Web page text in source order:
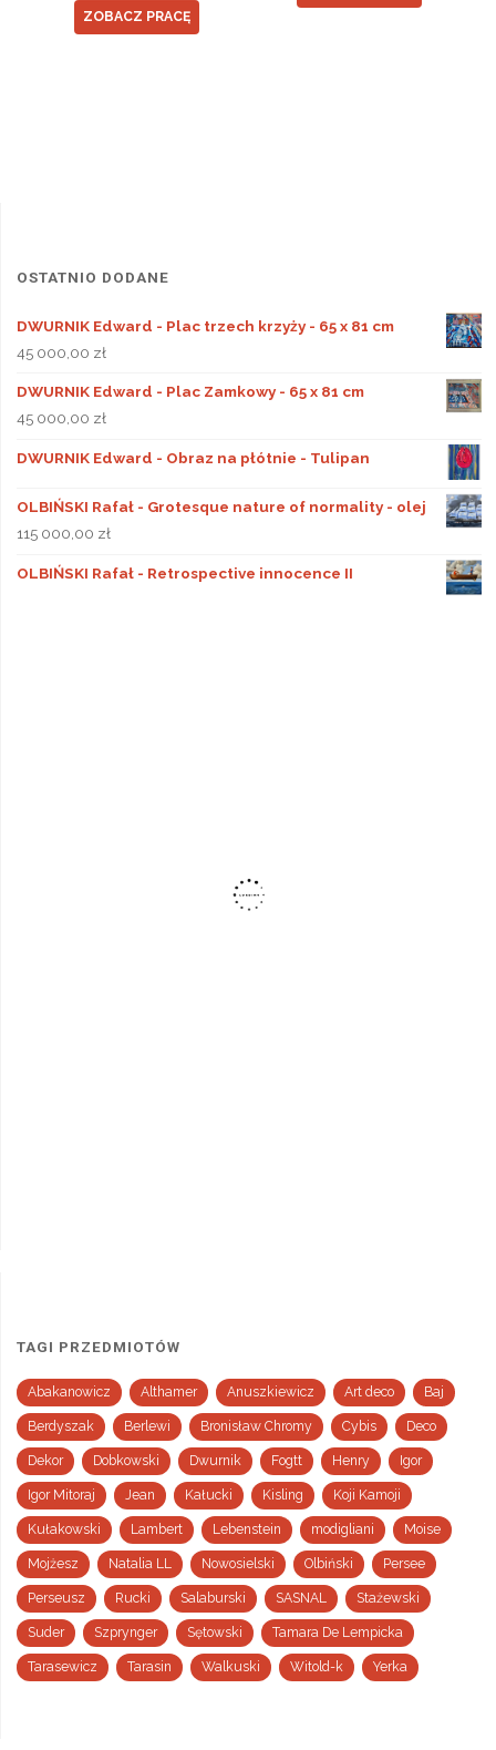
ZOBACZ PRACĘ
OSTATNIO DODANE
DWURNIK Edward - Plac trzech krzyży - 65 x 81 cm
45 000,00 zł
DWURNIK Edward - Plac Zamkowy - 65 x 81 cm
45 000,00 zł
DWURNIK Edward - Obraz na płótnie - Tulipan
OLBIŃSKI Rafał - Grotesque nature of normality - olej
115 000,00 zł
OLBIŃSKI Rafał - Retrospective innocence II
TAGI PRZEDMIOTÓW
Abakanowicz Althamer Anuszkiewicz Art deco Baj
Berdyszak Berlewi Bronisław Chromy Cybis Deco
Dekor Dobkowski Dwurnik Fogtt Henry Igor
Igor Mitoraj Jean Kałucki Kisling Koji Kamoji
Kułakowski Lambert Lebenstein modigliani Moise
Mojżesz Natalia LL Nowosielski Olbiński Persee
Perseusz Rucki Salaburski SASNAL Stażewski
Suder Szprynger Sętowski Tamara De Lempicka
Tarasewicz Tarasin Walkuski Witold-k Yerka